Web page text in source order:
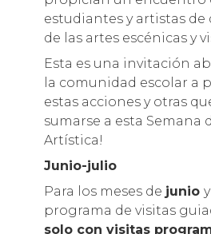
estudiantes y artistas de
de las artes escénicas y
Esta es una invitación
la comunidad escolar a
estas acciones y otras
sumarse a esta Semana
Artística!
Junio-julio
Para los meses de junio y
programa de visitas
solo con visitas